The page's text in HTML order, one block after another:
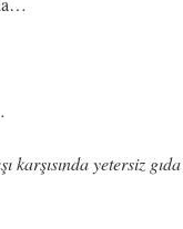
karşısında yetersiz gıda